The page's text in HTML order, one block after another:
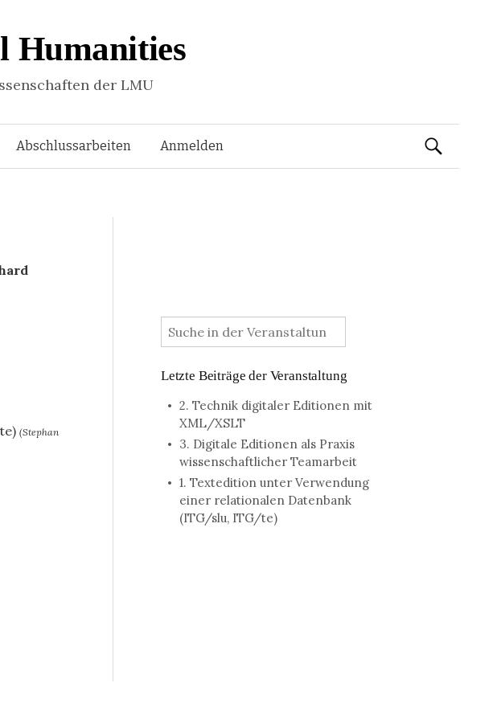
Humanities
der LMU
Abschlussarbeiten Anmelden Suchen
(Stephan
:
Letzte Beiträge der Veranstaltung
2. Technik digitaler Editionen mit
XML/XSLT
3. Digitale Editionen als Praxis
wissenschaftlicher Teamarbeit
1. Textedition unter Verwendung
einer relationalen Datenbank
(ITG/slu, ITG/te)